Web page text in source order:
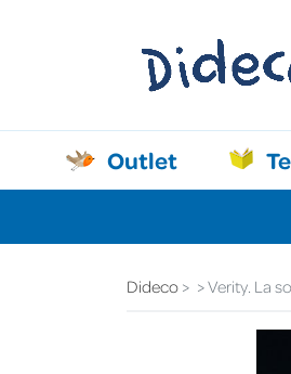
Outlet
Dideco Verity. La